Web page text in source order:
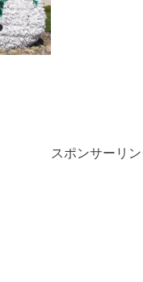
スポンサーリン